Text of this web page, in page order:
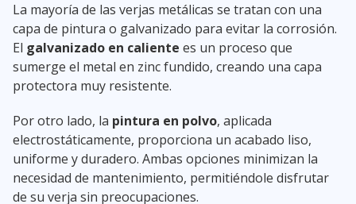
La mayoría de las verjas metálicas se tratan con una
capa de pintura o galvanizado para evitar la corrosión.
El galvanizado en caliente es un proceso que
sumerge el metal en zinc fundido, creando una capa
protectora muy resistente.
Por otro lado, la pintura en polvo, aplicada
electrostáticamente, proporciona un acabado liso,
uniforme y duradero. Ambas opciones minimizan la
necesidad de mantenimiento, permitiéndole disfrutar
de su verja sin preocupaciones.